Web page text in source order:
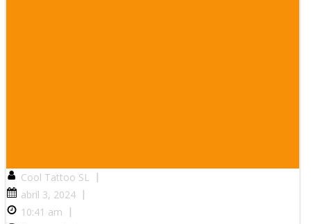
Cool Tattoo SL
|
abril 3, 2024 |
10:41 am
|